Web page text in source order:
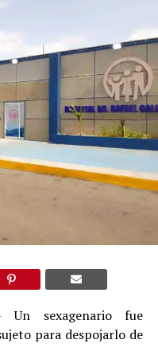
Un sexagenario fue
para despojarlo de